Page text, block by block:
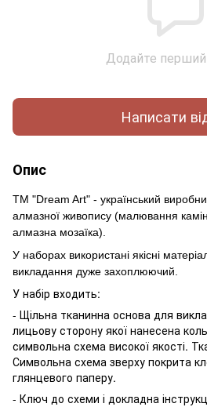
Додайте перший
Написати
Опис
ТМ "Dream Art" - український
алмазної живопису (малювання
алмазна мозаїка).
У наборах використані якісні
викладання дуже захоплюючий.
У набір входить:
- Щільна тканинна основа для
лицьову сторону якої нанесена
символьна схема високої якості.
Символьна схема зверху покрита
глянцевого паперу.
- Ключ до схеми і докладна